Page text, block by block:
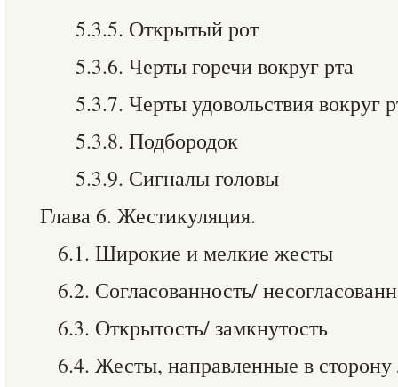
5.3.5. Открытый рот
5.3.6. Черты горечи вокруг рта
5.3.7. Черты удовольствия вокруг
5.3.8. Подбородок
5.3.9. Сигналы головы
Глава 6. Жестикуляция.
6.1. Широкие и мелкие жесты
6.2. Согласованность/
6.3. Открытость/ замкнутость
6.4. Жесты, направленные в сторону